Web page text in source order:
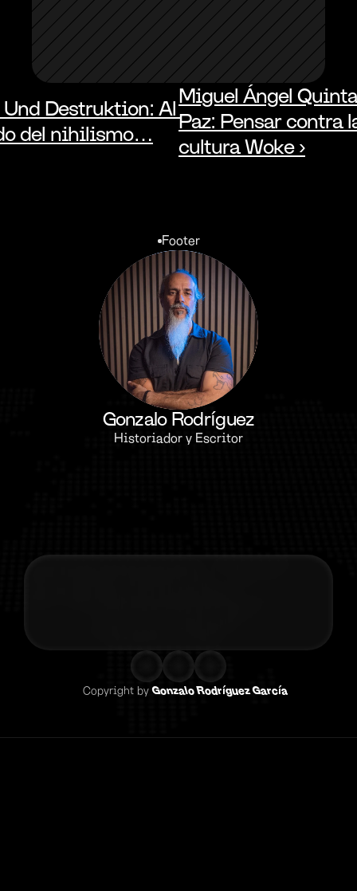
Und Destruktion: Al
del nihilismo…
Miguel Ángel
Paz: Pensar contra
cultura Woke ›
Footer
Gonzalo Rodríguez
Historiador y Escritor
Copyright by Gonzalo Rodríguez García